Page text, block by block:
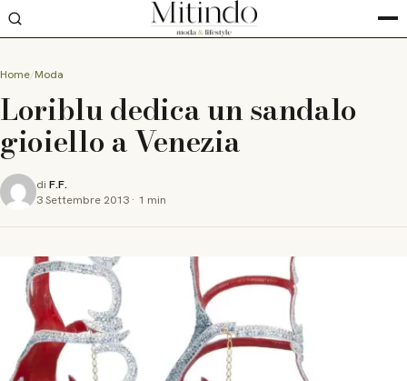
Home Moda
Loriblu dedica un sandalo
gioiello a Venezia
di F.F.
3 Settembre 2013 · 1 min